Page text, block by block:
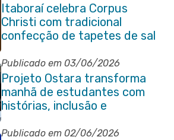
Itaboraí celebra Corpus
Christi com tradicional
confecção de tapetes de sal
e programação religiosa na
Avenida 22 de Maio
Publicado em 03/06/2026
Projeto Ostara transforma
manhã de estudantes com
histórias, inclusão e
criatividade em Itaboraí
Publicado em 02/06/2026